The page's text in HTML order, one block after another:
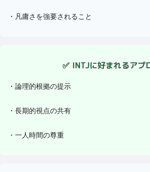
・ 凡庸さを強要されること
✅ INTJに好まれるアプ
・ 論理的根拠の提示
・ 長期的視点の共有
・ 一人時間の尊重